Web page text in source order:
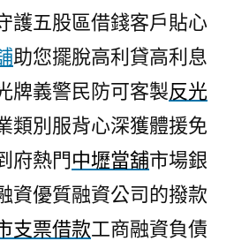
護五股區借錢客戶貼心
助您擺脫高利貸高利息
牌義警民防可客製反光
類別服背心深獲體援免
府熱門中壢當舖市場銀
資優質融資公司的撥款
支票借款工商融資負債